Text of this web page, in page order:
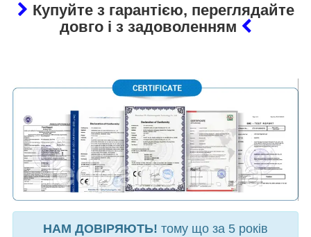
Купуйте з гарантією, переглядайте
довго і з задоволенням
НАМ ДОВІРЯЮТЬ! тому що за 5 років